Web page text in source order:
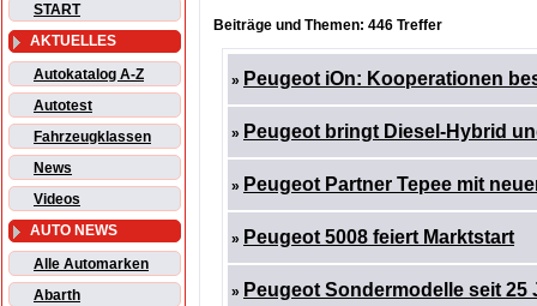
START
AKTUELLES
Autokatalog A-Z
Autotest
Fahrzeugklassen
News
Videos
AUTO NEWS
Alle Automarken
Abarth
Beiträge und Themen: 446 Treffer
» Peugeot iOn: Kooperationen
» Peugeot bringt Diesel-Hybrid
» Peugeot Partner Tepee mit
» Peugeot 5008 feiert Marktstart
» Peugeot Sondermodelle seit 25